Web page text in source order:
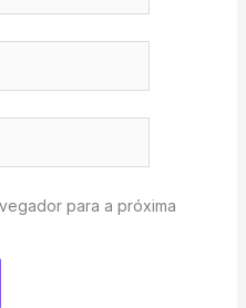
para a próxima